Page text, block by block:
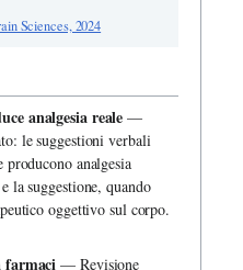
Sciences, 2024
analgesia reale —
le suggestioni verbali
analgesia
la suggestione, quando
oggettivo sul corpo.
farmaci — Revisione